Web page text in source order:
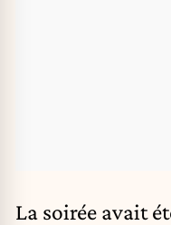
La soirée avait